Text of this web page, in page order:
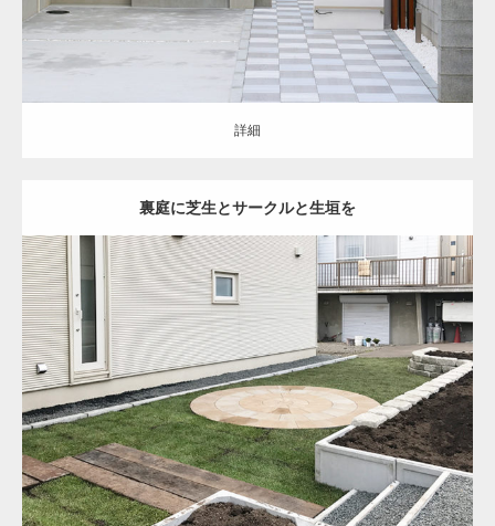
詳細
裏庭に芝生とサークルと生垣を
オープン シンプル お庭 階段 天然芝 花壇 バーベキュースペース 豊
平区
リ・エクステリア
詳細